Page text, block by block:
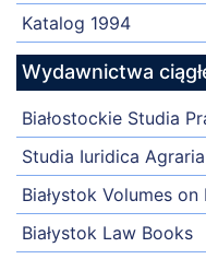
Katalog 1994
Wydawnictwa
Białostockie Studia
Studia Iuridica Agraria
Białystok Volumes
Białystok Law Books